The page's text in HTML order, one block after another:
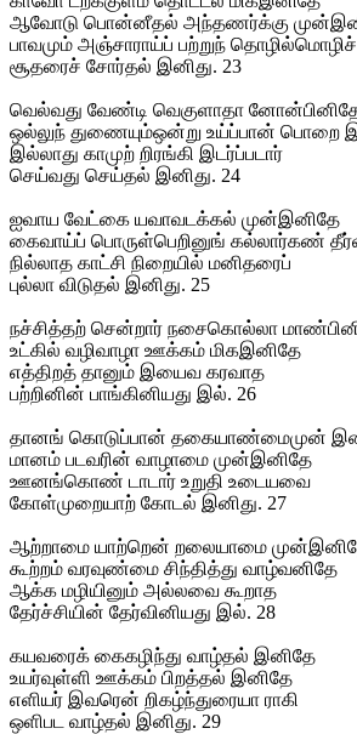
ஆவோடு பொன்னீதல் அந்தணர்க்கு
பாவமும் அஞ்சாராய்ப் பற்றுந் தொழில்மொழிச்
சூதரைச் சோர்தல் இனிது. 23
வெல்வது வேண்டி வெகுளாதா
ஒல்லுந் துணையும்ஒன்று உய்ப்பான் பொறை
இல்லாது காமுற் றிரங்கி இடர்ப்படார்
செய்வது செய்தல் இனிது. 24
ஐவாய வேட்கை யவாவடக்கல் முன்இனிதே
கைவாய்ப் பொருள்பெறினுங் கல்லார்கண்
நில்லாத காட்சி நிறையில் மனிதரைப்
புல்லா விடுதல் இனிது. 25
நச்சித்தற் சென்றார் நசைகொல்லா
உட்கில் வழிவாழா ஊக்கம் மிகஇனிதே
எத்திறத் தானும் இயைவ கரவாத
பற்றினின் பாங்கினியது இல். 26
தானங் கொடுப்பான் தகையாண்மைமுன்
மானம் படவரின் வாழாமை முன்இனிதே
ஊனங்கொண் டாடார் உறுதி உடையவை
கோள்முறையாற் கோடல் இனிது. 27
ஆற்றாமை யாற்றென் றலையாமை
கூற்றம் வரவுண்மை சிந்தித்து வாழ்வனிதே
ஆக்க மழியினும் அல்லவை கூறாத
தேர்ச்சியின் தேர்வினியது இல். 28
கயவரைக் கைகழிந்து வாழ்தல் இனிதே
உயர்வுள்ளி ஊக்கம் பிறத்தல் இனிதே
எளியர் இவரென் றிகழ்ந்துரையா ராகி
ஒளிபட வாழ்தல் இனிது. 29